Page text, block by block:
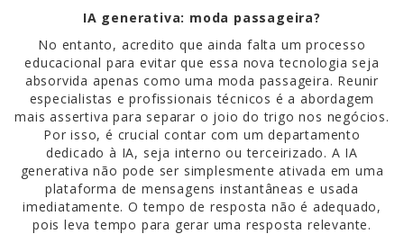
IA generativa: moda passageira?
No entanto, acredito que ainda falta um processo
educacional para evitar que essa nova tecnologia seja
absorvida apenas como uma moda passageira. Reunir
especialistas e profissionais técnicos é a abordagem
mais assertiva para separar o joio do trigo nos negócios.
Por isso, é crucial contar com um departamento
dedicado à IA, seja interno ou terceirizado. A IA
generativa não pode ser simplesmente ativada em uma
plataforma de mensagens instantâneas e usada
imediatamente. O tempo de resposta não é adequado,
pois leva tempo para gerar uma resposta relevante.